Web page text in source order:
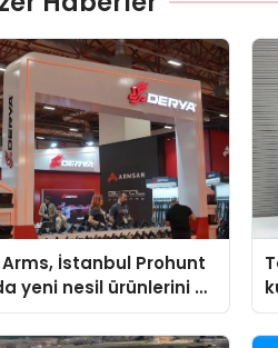
İstanbul Prohunt
yeni nesil ürünlerini ve
marka vizyonunu